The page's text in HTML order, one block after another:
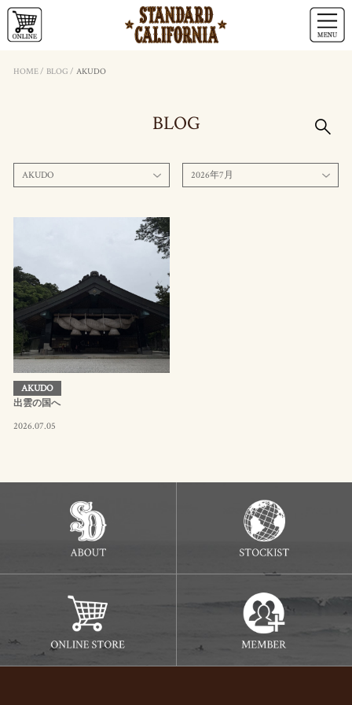
HOME/ BLOG / AKUDO
BLOG
AKUDO 2026年7月
AKUDO
出雲の国へ
2026.07.05